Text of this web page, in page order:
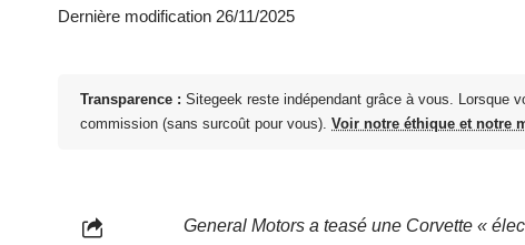
Dernière modification 26/11/2025
Transparence : Sitegeek reste indépendant grâce à vous. Lorsque
commission (sans surcoût pour vous). Voir notre éthique et notre
General Motors a teasé une Corvette «